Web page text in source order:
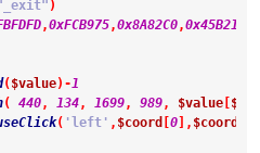
)
,0xFCB975,0x8A82C0,0x45B217
( $value) -1
( 440, 134, 1699, 989, $value[ $i
( 'left' , $coord 0] , $coord